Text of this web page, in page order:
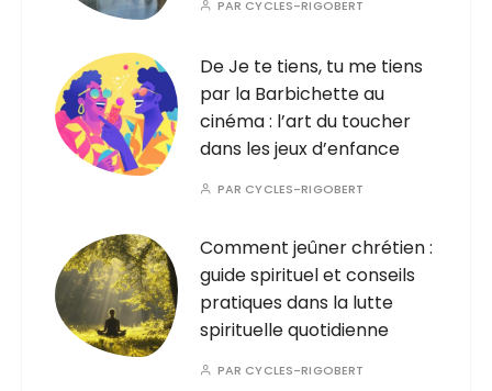
PAR CYCLES-RIGOBERT
De Je te tiens, tu me tiens
par la Barbichette au
cinéma : l’art du toucher
dans les jeux d’enfance
PAR CYCLES-RIGOBERT
Comment jeûner chrétien :
guide spirituel et conseils
pratiques dans la lutte
spirituelle quotidienne
PAR CYCLES-RIGOBERT